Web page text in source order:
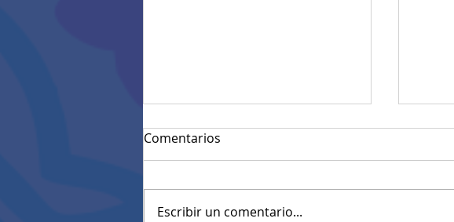
Comentarios
Escribir un comentario...